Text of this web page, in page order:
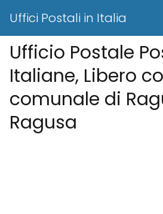
Uffici Postali in Italia
Ufficio Postale
Italiane, Libero
comunale di
Ragusa